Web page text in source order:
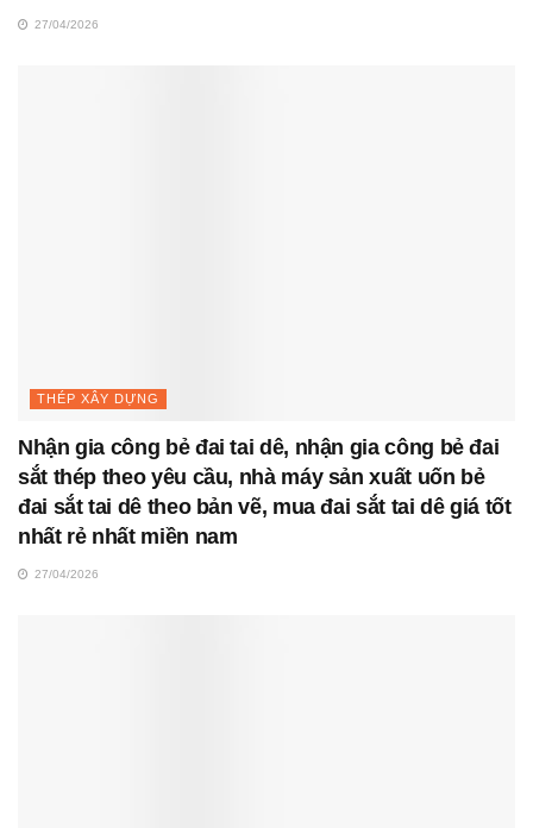
27/04/2026
THÉP XÂY DỰNG
Nhận gia công bẻ đai tai dê, nhận gia công bẻ đai
sắt thép theo yêu cầu, nhà máy sản xuất uốn bẻ
đai sắt tai dê theo bản vẽ, mua đai sắt tai dê giá tốt
nhất rẻ nhất miền nam
27/04/2026